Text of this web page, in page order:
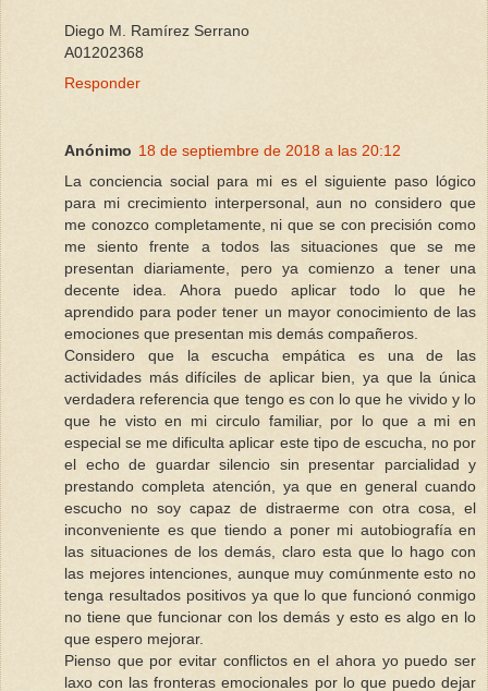
Diego M. Ramírez Serrano
A01202368
Responder
Anónimo 18 de septiembre de 2018 a las 20:12
La conciencia social para mi es el siguiente paso lógico
para mi crecimiento interpersonal, aun no considero que
me conozco completamente, ni que se con precisión como
me siento frente a todos las situaciones que se me
presentan diariamente, pero ya comienzo a tener una
decente idea. Ahora puedo aplicar todo lo que he
aprendido para poder tener un mayor conocimiento de las
emociones que presentan mis demás compañeros.
Considero que la escucha empática es una de las
actividades más difíciles de aplicar bien, ya que la única
verdadera referencia que tengo es con lo que he vivido y lo
que he visto en mi circulo familiar, por lo que a mi en
especial se me dificulta aplicar este tipo de escucha, no por
el echo de guardar silencio sin presentar parcialidad y
prestando completa atención, ya que en general cuando
escucho no soy capaz de distraerme con otra cosa, el
inconveniente es que tiendo a poner mi autobiografía en
las situaciones de los demás, claro esta que lo hago con
las mejores intenciones, aunque muy comúnmente esto no
tenga resultados positivos ya que lo que funcionó conmigo
no tiene que funcionar con los demás y esto es algo en lo
que espero mejorar.
Pienso que por evitar conflictos en el ahora yo puedo ser
laxo con las fronteras emocionales por lo que puedo dejar